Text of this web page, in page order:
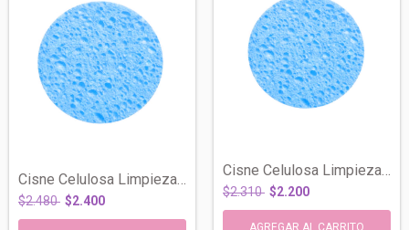
Cisne Celulosa Limpieza Facial Maquillaj...
$2.480 $2.400
Cisne Celulosa Limpieza Facial Maquillaj...
$2.310 $2.200